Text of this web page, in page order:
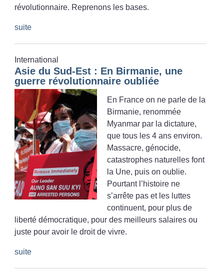
révolutionnaire. Reprenons les bases.
suite
International
Asie du Sud-Est : En Birmanie, une
guerre révolutionnaire oubliée
En France on ne parle de la
Birmanie, renommée
Myanmar par la dictature,
que tous les 4 ans environ.
Massacre, génocide,
catastrophes naturelles font
la Une, puis on oublie.
Pourtant l’histoire ne
s’arrête pas et les luttes
continuent, pour plus de
liberté démocratique, pour des meilleurs salaires ou
juste pour avoir le droit de vivre.
suite